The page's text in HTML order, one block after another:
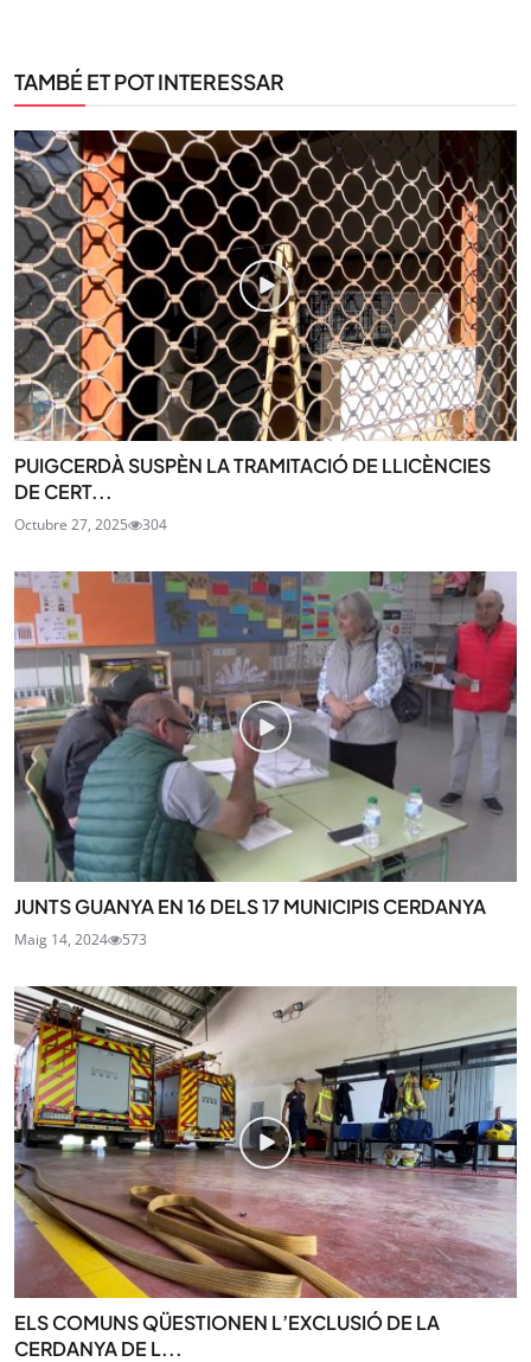
TAMBÉ ET POT INTERESSAR
PUIGCERDÀ SUSPÈN LA TRAMITACIÓ DE LLICÈNCIES
DE CERT...
Octubre 27, 2025 304
JUNTS GUANYA EN 16 DELS 17 MUNICIPIS CERDANYA
Maig 14, 2024 573
ELS COMUNS QÜESTIONEN L’EXCLUSIÓ DE LA
CERDANYA DE L...